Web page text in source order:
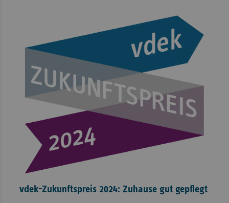
vdek-Zukunftspreis 2024: Zuhause gut gepflegt